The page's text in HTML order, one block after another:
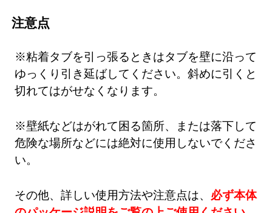
注意点
※粘着タブを引っ張るときはタブを壁に沿って
ゆっくり引き延ばしてください。斜めに引くと
切れてはがせなくなります。
※壁紙などはがれて困る箇所、または落下して
危険な場所などには絶対に使用しないでくださ
い。
その他、詳しい使用方法や注意点は、 必ず本体